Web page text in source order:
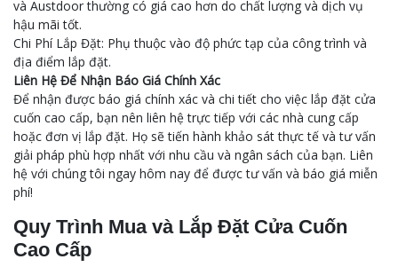
và Austdoor thường có giá cao hơn do chất lượng và dịch vụ
hậu mãi tốt.
Chi Phí Lắp Đặt: Phụ thuộc vào độ phức tạp của công trình và
địa điểm lắp đặt.
Liên Hệ Để Nhận Báo Giá Chính Xác
Để nhận được báo giá chính xác và chi tiết cho việc lắp đặt cửa
cuốn cao cấp, bạn nên liên hệ trực tiếp với các nhà cung cấp
hoặc đơn vị lắp đặt. Họ sẽ tiến hành khảo sát thực tế và tư vấn
giải pháp phù hợp nhất với nhu cầu và ngân sách của bạn. Liên
hệ với chúng tôi ngay hôm nay để được tư vấn và báo giá miễn
phí!
Quy Trình Mua và Lắp Đặt Cửa Cuốn
Cao Cấp